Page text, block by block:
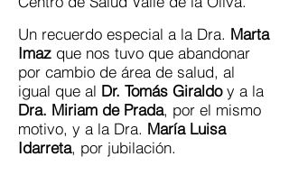
Un recuerdo especial a la Dra. Marta
Imaz que nos tuvo que abandonar
por cambio de área de salud, al
igual que al Dr. Tomás Giraldoy a la
Dra. Miriam de Prada, por el mismo
motivo, y a la Dra. María Luisa
Idarreta, por jubilación.